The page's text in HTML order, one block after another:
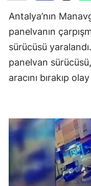
Antalya’nın
panelvanın
sürücüsü
panelvan
aracını bırakıp